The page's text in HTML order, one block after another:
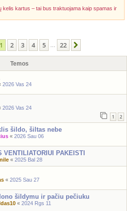
kelis kartus – tai bus traktuojama kaip spamas ir
1iš 22
1 2 3 4 5 22
Temos
2026 Vas 24
2026 Vas 24
1 2
šildo, šiltas nebe
« 2026 Sau 06
VENTILIATORIUI PAKEISTI
« 2025 Bal 28
« 2025 Sau 27
šildymu ir pačiu pečiuku
« 2024 Rgs 11